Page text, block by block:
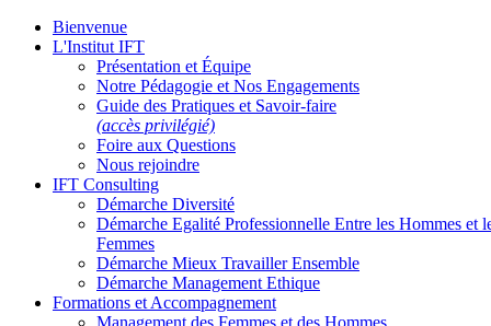
Bienvenue
L'Institut IFT
Présentation et Équipe
Notre Pédagogie et Nos Engagements
Guide des Pratiques et Savoir-faire
(accès privilégié)
Foire aux Questions
Nous rejoindre
IFT Consulting
Démarche Diversité
Démarche Egalité Professionnelle Entre les Hommes et
Femmes
Démarche Mieux Travailler Ensemble
Démarche Management Ethique
Formations et Accompagnement
Management des Femmes et des Hommes